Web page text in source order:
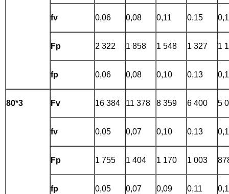
fv 0,06 0,08 0,11 0,15
Fp 2 322 1 858 1 548 1 327 1
fp 0,06 0,08 0,10 0,13
80*3 Fv 16 384 11 378 8 359 6 400 5
fv 0,05 0,07 0,10 0,13
Fp 1 755 1 404 1 170 1 003
fp 0,05 0,07 0,09 0,11